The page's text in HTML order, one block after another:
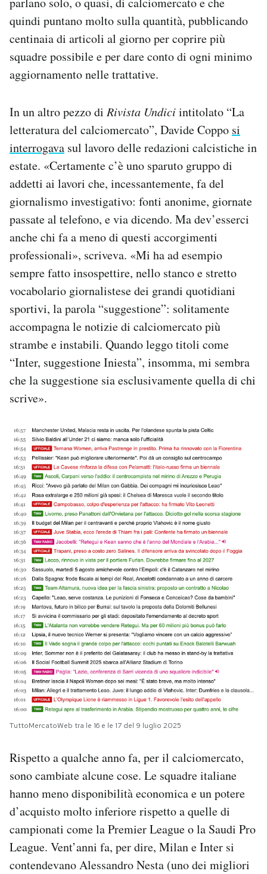
quindi puntano molto sulla quantità, pubblicando
centinaia di articoli al giorno per coprire più
squadre possibile e per dare conto di ogni minimo
aggiornamento nelle trattative.
In un altro pezzo di Rivista Undiciintitolato “La
letteratura del calciomercato”, Davide Coppo si
interrogava sul lavoro delle redazioni calcistiche in
estate. «Certamente c’è uno sparuto gruppo di
addetti ai lavori che, incessantemente, fa del
giornalismo investigativo: fonti anonime, giornate
passate al telefono, e via dicendo. Ma dev’esserci
anche chi fa a meno di questi accorgimenti
professionali», scriveva. «Mi ha ad esempio
sempre fatto insospettire, nello stanco e stretto
vocabolario giornalistese dei grandi quotidiani
sportivi, la parola “suggestione”: solitamente
accompagna le notizie di calciomercato più
strambe e instabili. Quando leggo titoli come
“Inter, suggestione Iniesta”, insomma, mi sembra
che la suggestione sia esclusivamente quella di chi
scrive».
TuttoMercatoWeb tra le 16 e le 17 del 9 luglio 2025
Rispetto a qualche anno fa, per il calciomercato,
sono cambiate alcune cose. Le squadre italiane
hanno meno disponibilità economica e un potere
d’acquisto molto inferiore rispetto a quelle di
campionati come la Premier League o la Saudi Pro
League. Vent’anni fa, per dire, Milan e Inter si
contendevano Alessandro Nesta (uno dei migliori